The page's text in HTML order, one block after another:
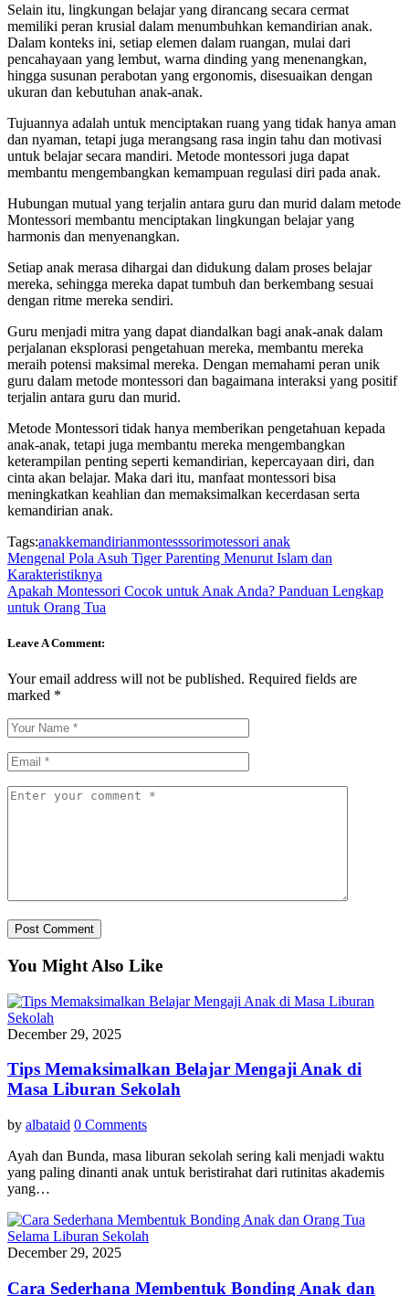
Selain itu, lingkungan belajar yang dirancang secara cermat
memiliki peran krusial dalam menumbuhkan kemandirian anak.
Dalam konteks ini, setiap elemen dalam ruangan, mulai dari
pencahayaan yang lembut, warna dinding yang menenangkan,
hingga susunan perabotan yang ergonomis, disesuaikan dengan
ukuran dan kebutuhan anak-anak.
Tujuannya adalah untuk menciptakan ruang yang tidak hanya aman
dan nyaman, tetapi juga merangsang rasa ingin tahu dan motivasi
untuk belajar secara mandiri. Metode montessori juga dapat
membantu mengembangkan kemampuan regulasi diri pada anak.
Hubungan mutual yang terjalin antara guru dan murid dalam metode
Montessori membantu menciptakan lingkungan belajar yang
harmonis dan menyenangkan.
Setiap anak merasa dihargai dan didukung dalam proses belajar
mereka, sehingga mereka dapat tumbuh dan berkembang sesuai
dengan ritme mereka sendiri.
Guru menjadi mitra yang dapat diandalkan bagi anak-anak dalam
perjalanan eksplorasi pengetahuan mereka, membantu mereka
meraih potensi maksimal mereka. Dengan memahami peran unik
guru dalam metode montessori dan bagaimana interaksi yang positif
terjalin antara guru dan murid.
Metode Montessori tidak hanya memberikan pengetahuan kepada
anak-anak, tetapi juga membantu mereka mengembangkan
keterampilan penting seperti kemandirian, kepercayaan diri, dan
cinta akan belajar. Maka dari itu, manfaat montessori bisa
meningkatkan keahlian dan memaksimalkan kecerdasan serta
kemandirian anak.
Tags:anakkemandirianmontesssorimotessori anak
Mengenal Pola Asuh Tiger Parenting Menurut Islam dan
Karakteristiknya
Apakah Montessori Cocok untuk Anak Anda? Panduan Lengkap
untuk Orang Tua
Leave A Comment:
Your email address will not be published. Required fields are
marked *
You Might Also Like
December 29, 2025
Tips Memaksimalkan Belajar Mengaji Anak di
Masa Liburan Sekolah
by albataid 0 Comments
Ayah dan Bunda, masa liburan sekolah sering kali menjadi waktu
yang paling dinanti anak untuk beristirahat dari rutinitas akademis
yang…
December 29, 2025
Cara Sederhana Membentuk Bonding Anak dan